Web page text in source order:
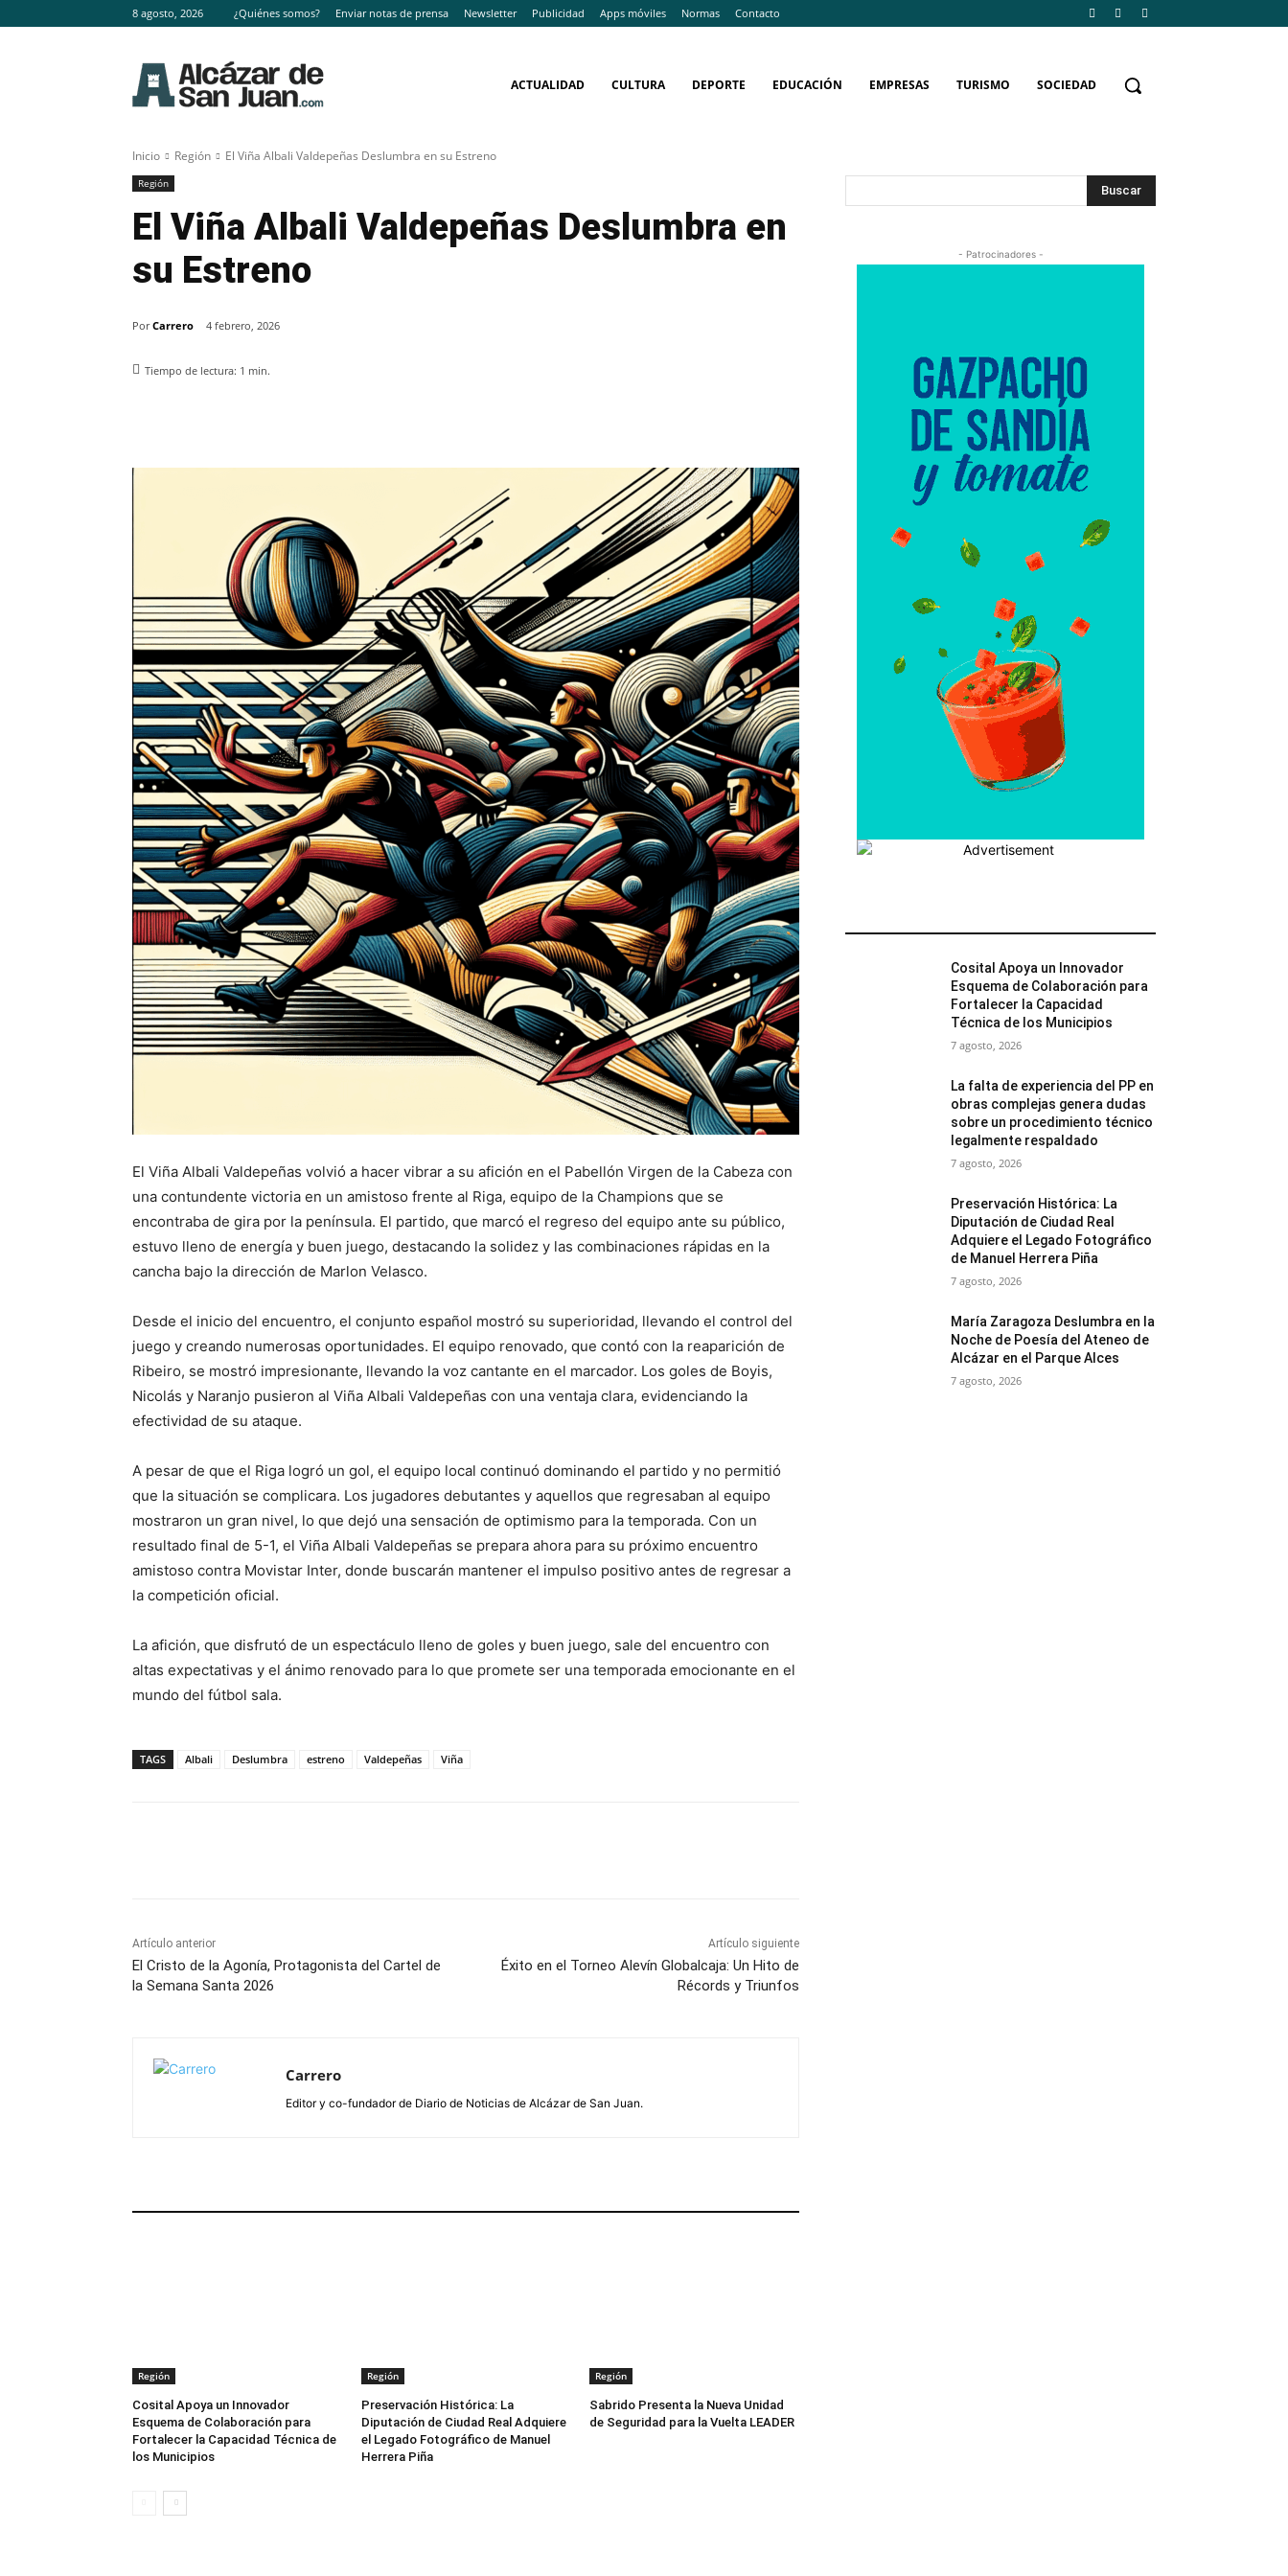
8 agosto, 2026 ¿Quiénes somos? Enviar notas de prensa Newsletter Publicidad Apps móviles Normas Contacto
ACTUALIDAD CULTURA DEPORTE EDUCACIÓN EMPRESAS TURISMO SOCIEDAD
Inicio Región El Viña Albali Valdepeñas Deslumbra en su Estreno
Región
El Viña Albali Valdepeñas Deslumbra en
su Estreno
Por Carrero 4 febrero, 2026
Tiempo de lectura: 1 min.
El Viña Albali Valdepeñas volvió a hacer vibrar a su afición en el Pabellón Virgen de la Cabeza con
una contundente victoria en un amistoso frente al Riga, equipo de la Champions que se
encontraba de gira por la península. El partido, que marcó el regreso del equipo ante su público,
estuvo lleno de energía y buen juego, destacando la solidez y las combinaciones rápidas en la
cancha bajo la dirección de Marlon Velasco.
Desde el inicio del encuentro, el conjunto español mostró su superioridad, llevando el control del
juego y creando numerosas oportunidades. El equipo renovado, que contó con la reaparición de
Ribeiro, se mostró impresionante, llevando la voz cantante en el marcador. Los goles de Boyis,
Nicolás y Naranjo pusieron al Viña Albali Valdepeñas con una ventaja clara, evidenciando la
efectividad de su ataque.
A pesar de que el Riga logró un gol, el equipo local continuó dominando el partido y no permitió
que la situación se complicara. Los jugadores debutantes y aquellos que regresaban al equipo
mostraron un gran nivel, lo que dejó una sensación de optimismo para la temporada. Con un
resultado final de 5-1, el Viña Albali Valdepeñas se prepara ahora para su próximo encuentro
amistoso contra Movistar Inter, donde buscarán mantener el impulso positivo antes de regresar a
la competición oficial.
La afición, que disfrutó de un espectáculo lleno de goles y buen juego, sale del encuentro con
altas expectativas y el ánimo renovado para lo que promete ser una temporada emocionante en el
mundo del fútbol sala.
TAGS Albali Deslumbra estreno Valdepeñas Viña
Artículo anterior
El Cristo de la Agonía, Protagonista del Cartel de
la Semana Santa 2026
Artículo siguiente
Éxito en el Torneo Alevín Globalcaja: Un Hito de
Récords y Triunfos
Carrero
Editor y co-fundador de Diario de Noticias de Alcázar de San Juan.
Región
Cosital Apoya un Innovador
Esquema de Colaboración para
Fortalecer la Capacidad Técnica de
los Municipios
Región
Preservación Histórica: La
Diputación de Ciudad Real Adquiere
el Legado Fotográfico de Manuel
Herrera Piña
Región
Sabrido Presenta la Nueva Unidad
de Seguridad para la Vuelta LEADER
Buscar
- Patrocinadores -
Cosital Apoya un Innovador
Esquema de Colaboración para
Fortalecer la Capacidad
Técnica de los Municipios
7 agosto, 2026
La falta de experiencia del PP en
obras complejas genera dudas
sobre un procedimiento técnico
legalmente respaldado
7 agosto, 2026
Preservación Histórica: La
Diputación de Ciudad Real
Adquiere el Legado Fotográfico
de Manuel Herrera Piña
7 agosto, 2026
María Zaragoza Deslumbra en la
Noche de Poesía del Ateneo de
Alcázar en el Parque Alces
7 agosto, 2026